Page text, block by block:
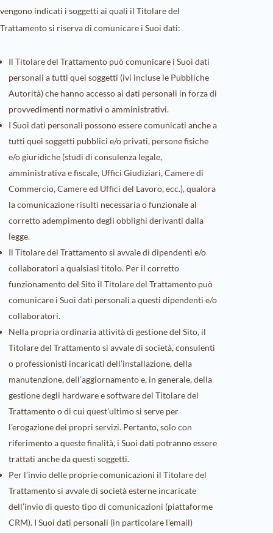
vengono indicati i soggetti ai quali il Titolare del
Trattamento si riserva di comunicare i Suoi dati:
Il Titolare del Trattamento può comunicare i Suoi dati
personali a tutti quei soggetti (ivi incluse le Pubbliche
Autorità) che hanno accesso ai dati personali in forza di
provvedimenti normativi o amministrativi.
I Suoi dati personali possono essere comunicati anche a
tutti quei soggetti pubblici e/o privati, persone fisiche
e/o giuridiche (studi di consulenza legale,
amministrativa e fiscale, Uffici Giudiziari, Camere di
Commercio, Camere ed Uffici del Lavoro, ecc.), qualora
la comunicazione risulti necessaria o funzionale al
corretto adempimento degli obblighi derivanti dalla
legge.
Il Titolare del Trattamento si avvale di dipendenti e/o
collaboratori a qualsiasi titolo. Per il corretto
funzionamento del Sito il Titolare del Trattamento può
comunicare i Suoi dati personali a questi dipendenti e/o
collaboratori.
Nella propria ordinaria attività di gestione del Sito, il
Titolare del Trattamento si avvale di società, consulenti
o professionisti incaricati dell’installazione, della
manutenzione, dell’aggiornamento e, in generale, della
gestione degli hardware e software del Titolare del
Trattamento o di cui quest’ultimo si serve per
l’erogazione dei propri servizi. Pertanto, solo con
riferimento a queste finalità, i Suoi dati potranno essere
trattati anche da questi soggetti.
Per l’invio delle proprie comunicazioni il Titolare del
Trattamento si avvale di società esterne incaricate
dell’invio di questo tipo di comunicazioni (piattaforme
CRM). I Suoi dati personali (in particolare l’email)